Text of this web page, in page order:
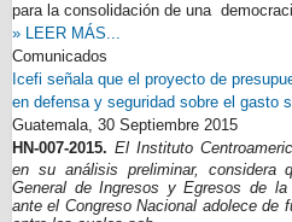
para la consolidación de una
» LEER MÁS...
Comunicados
Icefi señala que el proyecto de
en defensa y seguridad sobre el gasto
Guatemala, 30 Septiembre 2015
HN-007-2015. El Instituto
en su análisis preliminar, considera
General de Ingresos y Egresos de la
ante el Congreso Nacional adolece de